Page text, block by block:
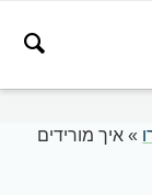
» איך מורידים